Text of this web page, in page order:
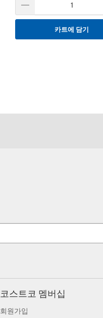
카트에 담기
코스트코 멤버십
회원가입